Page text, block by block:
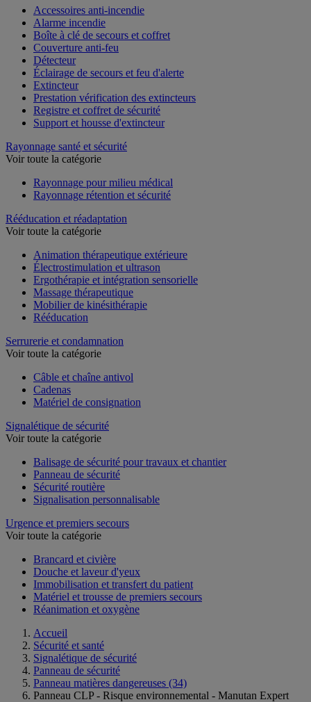
Accessoires anti-incendie
Alarme incendie
Boîte à clé de secours et coffret
Couverture anti-feu
Détecteur
Éclairage de secours et feu d'alerte
Extincteur
Prestation vérification des extincteurs
Registre et coffret de sécurité
Support et housse d'extincteur
Rayonnage santé et sécurité
Voir toute la catégorie
Rayonnage pour milieu médical
Rayonnage rétention et sécurité
Rééducation et réadaptation
Voir toute la catégorie
Animation thérapeutique extérieure
Électrostimulation et ultrason
Ergothérapie et intégration sensorielle
Massage thérapeutique
Mobilier de kinésithérapie
Rééducation
Serrurerie et condamnation
Voir toute la catégorie
Câble et chaîne antivol
Cadenas
Matériel de consignation
Signalétique de sécurité
Voir toute la catégorie
Balisage de sécurité pour travaux et chantier
Panneau de sécurité
Sécurité routière
Signalisation personnalisable
Urgence et premiers secours
Voir toute la catégorie
Brancard et civière
Douche et laveur d'yeux
Immobilisation et transfert du patient
Matériel et trousse de premiers secours
Réanimation et oxygène
Accueil
Sécurité et santé
Signalétique de sécurité
Panneau de sécurité
Panneau matières dangereuses (34)
Panneau CLP - Risque environnemental - Manutan Expert